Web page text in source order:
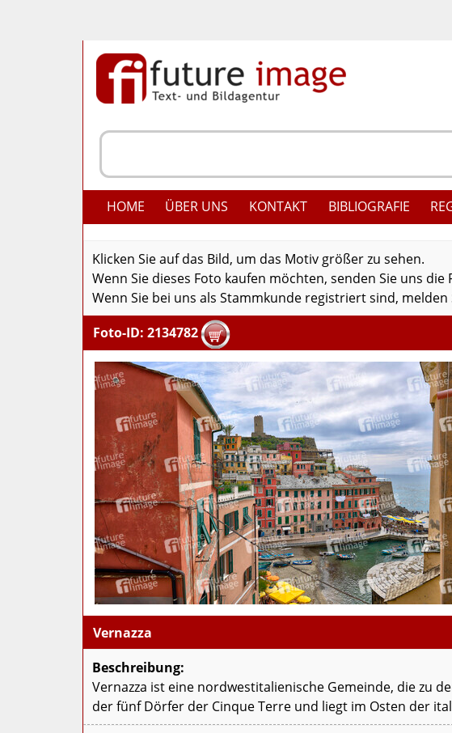
HOME ÜBER UNS KONTAKT BIBLIOGRAFIE
Klicken Sie auf das Bild, um das Motiv größer zu sehen.
Wenn Sie dieses Foto kaufen möchten, senden Sie uns
Wenn Sie bei uns als Stammkunde registriert sind,
Foto-ID: 2134782
Vernazza
Beschreibung:
Vernazza ist eine nordwestitalienische Gemeinde, die zu
der fünf Dörfer der Cinque Terre und liegt im Osten der